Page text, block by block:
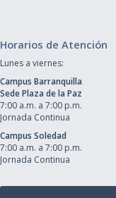
Horarios de Atención
Lunes a viernes:
Campus Barranquilla
Sede Plaza de la Paz
7:00 a.m. a 7:00 p.m.
Jornada Continua
Campus Soledad
7:00 a.m. a 7:00 p.m.
Jornada Continua